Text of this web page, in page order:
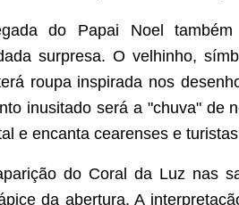
do Papai Noel
surpresa. O velhinho,
roupa inspirada nos
inusitado será a "chuva" de
e encanta cearenses e
do Coral da Luz nas
da abertura. A